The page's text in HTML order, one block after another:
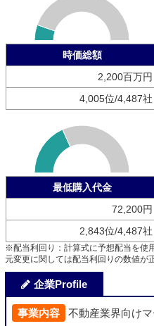
時価総額
2,200百万円
4,005位/4,487社
最低購入代金
72,200円
2,843位/4,487社
※配当利回り：計算式に予想配当を使
元変更に関しては配当利回りの数値が
企業Profile
事業内容
不動産業界向け